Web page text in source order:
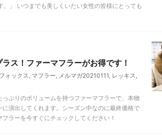
」 いつまでも美しくいたい女性の皆様にとっても
ス！ファーマフラーがお得です！
フォックス, マフラー, メルマガ20210111, レッキス,
ぷりのボリュームを持つファーマフラーで、本物
演出してくれます。シーズン中なのに最終価格で
ラーを今すぐにチェックしてください！